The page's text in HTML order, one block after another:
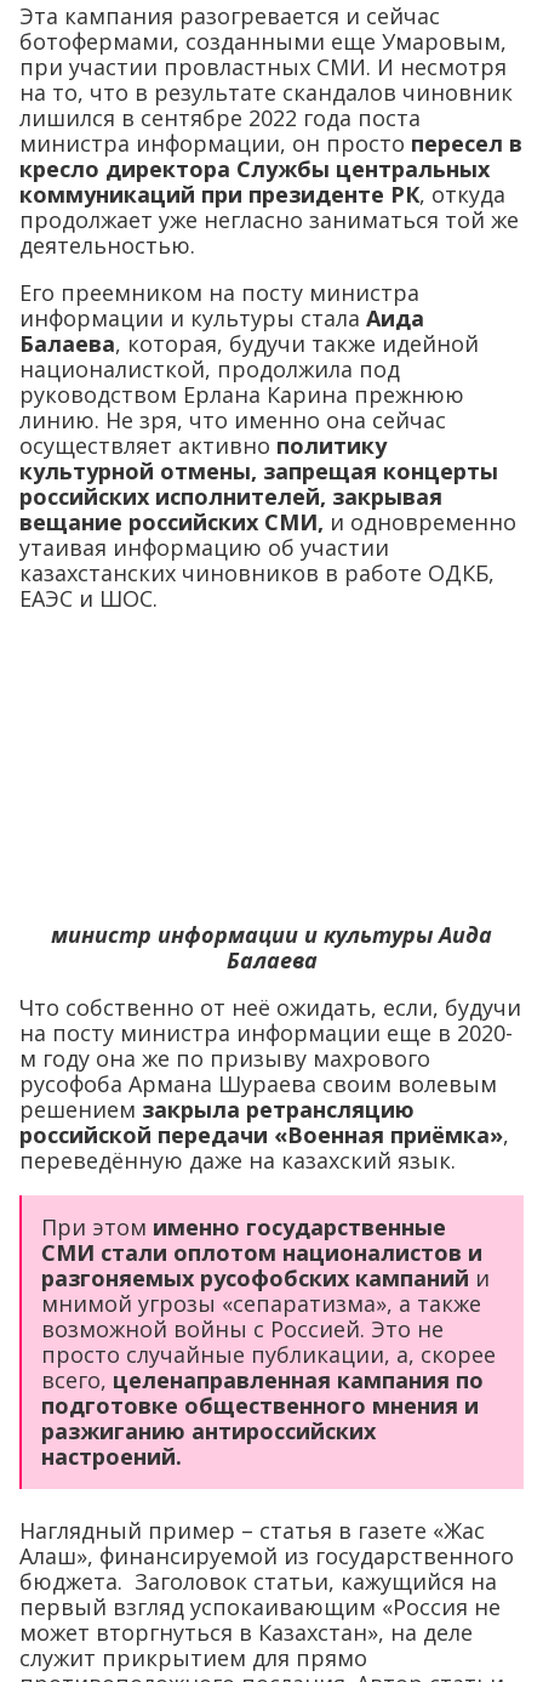
Эта кампания разогревается и сейчас
ботофермами, созданными еще Умаровым,
при участии провластных СМИ. И несмотря
на то, что в результате скандалов чиновник
лишился в сентябре 2022 года поста
министра информации, он просто пересел в
кресло директора Службы центральных
коммуникаций при президенте РК, откуда
продолжает уже негласно заниматься той же
деятельностью.
Его преемником на посту министра
информации и культуры стала Аида
Балаева, которая, будучи также идейной
националисткой, продолжила под
руководством Ерлана Карина прежнюю
линию. Не зря, что именно она сейчас
осуществляет активно политику
культурной отмены, запрещая концерты
российских исполнителей, закрывая
вещание российских СМИ, и одновременно
утаивая информацию об участии
казахстанских чиновников в работе ОДКБ,
ЕАЭС и ШОС.
министр информации и культуры Аида
Балаева
Что собственно от неё ожидать, если, будучи
на посту министра информации еще в 2020-
м году она же по призыву махрового
русофоба Армана Шураева своим волевым
решением закрыла ретрансляцию
российской передачи «Военная приёмка»,
переведённую даже на казахский язык.
При этом именно государственные
СМИ стали оплотом националистов и
разгоняемых русофобских кампаний и
мнимой угрозы «сепаратизма», а также
возможной войны с Россией. Это не
просто случайные публикации, а, скорее
всего, целенаправленная кампания по
подготовке общественного мнения и
разжиганию антироссийских
настроений.
Наглядный пример – статья в газете «Жас
Алаш», финансируемой из государственного
бюджета. Заголовок статьи, кажущийся на
первый взгляд успокаивающим «Россия не
может вторгнуться в Казахстан», на деле
служит прикрытием для прямо